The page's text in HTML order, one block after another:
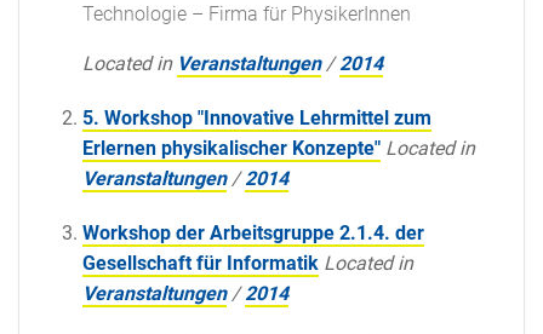
Technologie – Firma für PhysikerInnen
Located in Veranstaltungen /2014
5. Workshop "Innovative Lehrmittel zum
Erlernen physikalischer Konzepte" Located in
Veranstaltungen /2014
Workshop der Arbeitsgruppe 2.1.4. der
Gesellschaft für Informatik Located in
Veranstaltungen /2014